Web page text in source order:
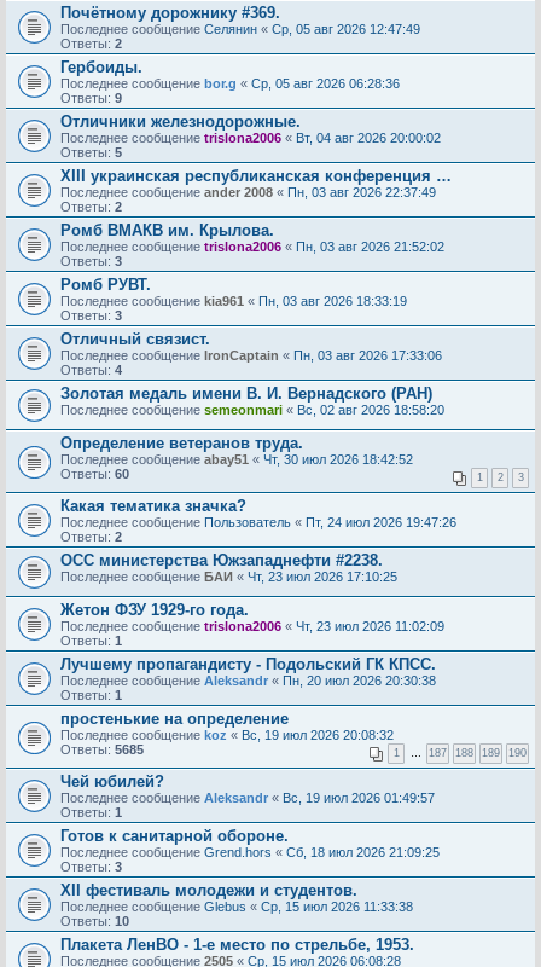
Почётному дорожнику #369.
Последнее сообщение Селянин « Ср, 05 авг 2026 12:47:49
Ответы: 2
Гербоиды.
Последнее сообщение bor.g « Ср, 05 авг 2026 06:28:36
Ответы: 9
Отличники железнодорожные.
Последнее сообщение trislona2006 « Вт, 04 авг 2026 20:00:02
Ответы: 5
XIII украинская республиканская конференция …
Последнее сообщение ander 2008 « Пн, 03 авг 2026 22:37:49
Ответы: 2
Ромб ВМАКВ им. Крылова.
Последнее сообщение trislona2006 « Пн, 03 авг 2026 21:52:02
Ответы: 3
Ромб РУВТ.
Последнее сообщение kia961 « Пн, 03 авг 2026 18:33:19
Ответы: 3
Отличный связист.
Последнее сообщение IronCaptain « Пн, 03 авг 2026 17:33:06
Ответы: 4
Золотая медаль имени В. И. Вернадского (РАН)
Последнее сообщение semeonmari « Вс, 02 авг 2026 18:58:20
Определение ветеранов труда.
Последнее сообщение abay51 « Чт, 30 июл 2026 18:42:52
Ответы: 60 1 2 3
Какая тематика значка?
Последнее сообщение Пользователь « Пт, 24 июл 2026 19:47:26
Ответы: 2
ОСС министерства Южзападнефти #2238.
Последнее сообщение БАИ « Чт, 23 июл 2026 17:10:25
Жетон ФЗУ 1929-го года.
Последнее сообщение trislona2006 « Чт, 23 июл 2026 11:02:09
Ответы: 1
Лучшему пропагандисту - Подольский ГК КПСС.
Последнее сообщение Aleksandr « Пн, 20 июл 2026 20:30:38
Ответы: 1
простенькие на определение
Последнее сообщение koz « Вс, 19 июл 2026 20:08:32
Ответы: 5685 1 … 187 188 189 190
Чей юбилей?
Последнее сообщение Aleksandr « Вс, 19 июл 2026 01:49:57
Ответы: 1
Готов к санитарной обороне.
Последнее сообщение Grend.hors « Сб, 18 июл 2026 21:09:25
Ответы: 3
XII фестиваль молодежи и студентов.
Последнее сообщение Glebus « Ср, 15 июл 2026 11:33:38
Ответы: 10
Плакета ЛенВО - 1-е место по стрельбе, 1953.
Последнее сообщение 2505 « Ср, 15 июл 2026 06:08:28